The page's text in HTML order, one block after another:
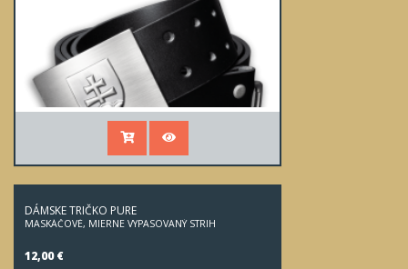
DÁMSKE TRIČKO PURE
MASKÁČOVÉ, MIERNE VYPASOVANÝ STRIH
12,00 €